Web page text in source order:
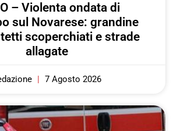
– Violenta ondata di
sul Novarese: grandine
scoperchiati e strade
allagate
7 Agosto 2026